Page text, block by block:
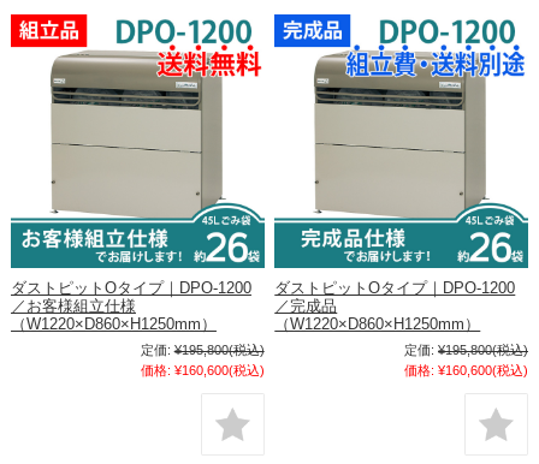
ダストピットOタイプ｜DPO-1200
／お客様組立仕様
（W1220×D860×H1250mm）
定価: ¥195,800(税込)
価格: ¥160,600(税込)
ダストピットOタイプ｜DPO-1200
／完成品
（W1220×D860×H1250mm）
定価: ¥195,800(税込)
価格: ¥160,600(税込)